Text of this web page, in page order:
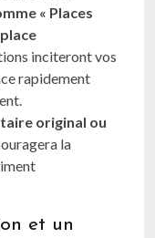
« Places
inciteront vos
rapidement
original ou
la
et un